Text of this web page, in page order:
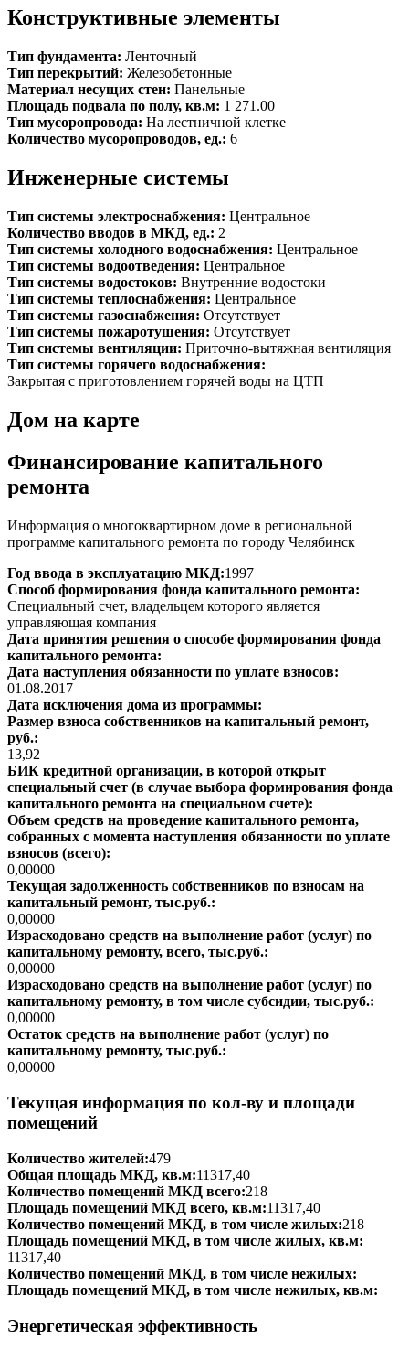
Конструктивные элементы
Тип фундамента: Ленточный
Тип перекрытий: Железобетонные
Материал несущих стен: Панельные
Площадь подвала по полу, кв.м: 1 271.00
Тип мусоропровода: На лестничной клетке
Количество мусоропроводов, ед.: 6
Инженерные системы
Тип системы электроснабжения: Центральное
Количество вводов в МКД, ед.: 2
Тип системы холодного водоснабжения: Центральное
Тип системы водоотведения: Центральное
Тип системы водостоков: Внутренние водостоки
Тип системы теплоснабжения: Центральное
Тип системы газоснабжения: Отсутствует
Тип системы пожаротушения: Отсутствует
Тип системы вентиляции: Приточно-вытяжная вентиляция
Тип системы горячего водоснабжения:
Закрытая с приготовлением горячей воды на ЦТП
Дом на карте
Финансирование капитального
ремонта
Информация о многоквартирном доме в региональной
программе капитального ремонта по городу Челябинск
Год ввода в эксплуатацию МКД:1997
Способ формирования фонда капитального ремонта:
Специальный счет, владельцем которого является
управляющая компания
Дата принятия решения о способе формирования фонда
капитального ремонта:
Дата наступления обязанности по уплате взносов:
01.08.2017
Дата исключения дома из программы:
Размер взноса собственников на капитальный ремонт,
руб.:
13,92
БИК кредитной организации, в которой открыт
специальный счет (в случае выбора формирования фонда
капитального ремонта на специальном счете):
Объем средств на проведение капитального ремонта,
собранных с момента наступления обязанности по уплате
взносов (всего):
0,00000
Текущая задолженность собственников по взносам на
капитальный ремонт, тыс.руб.:
0,00000
Израсходовано средств на выполнение работ (услуг) по
капитальному ремонту, всего, тыс.руб.:
0,00000
Израсходовано средств на выполнение работ (услуг) по
капитальному ремонту, в том числе субсидии, тыс.руб.:
0,00000
Остаток средств на выполнение работ (услуг) по
капитальному ремонту, тыс.руб.:
0,00000
Текущая информация по кол-ву и площади
помещений
Количество жителей:479
Общая площадь МКД, кв.м:11317,40
Количество помещений МКД всего:218
Площадь помещений МКД всего, кв.м:11317,40
Количество помещений МКД, в том числе жилых:218
Площадь помещений МКД, в том числе жилых, кв.м:
11317,40
Количество помещений МКД, в том числе нежилых:
Площадь помещений МКД, в том числе нежилых, кв.м:
Энергетическая эффективность